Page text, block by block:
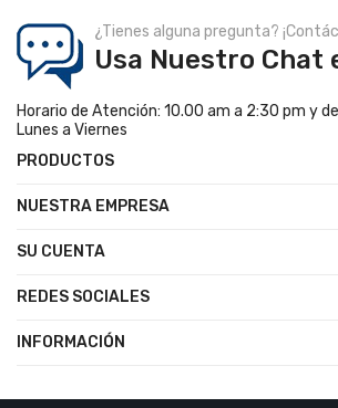
¿Tienes alguna pregunta?
Usa Nuestro Chat
Horario de Atención: 10.00 am a 2:30 pm y
Lunes a Viernes
PRODUCTOS
NUESTRA EMPRESA
SU CUENTA
REDES SOCIALES
INFORMACIÓN